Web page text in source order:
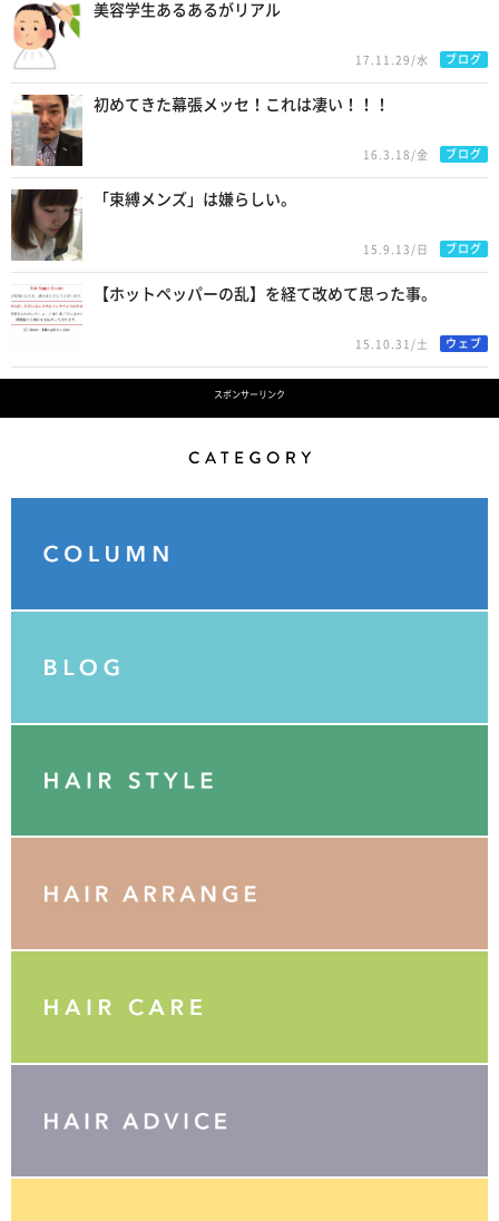
美容学生あるあるがリアル
17.11.29/水 ブログ
初めてきた幕張メッセ！これは凄い！！！
16.3.18/金 ブログ
「束縛メンズ」は嫌らしい。
15.9.13/日 ブログ
【ホットペッパーの乱】を経て改めて思った事。
15.10.31/土 ウェブ
スポンサーリンク